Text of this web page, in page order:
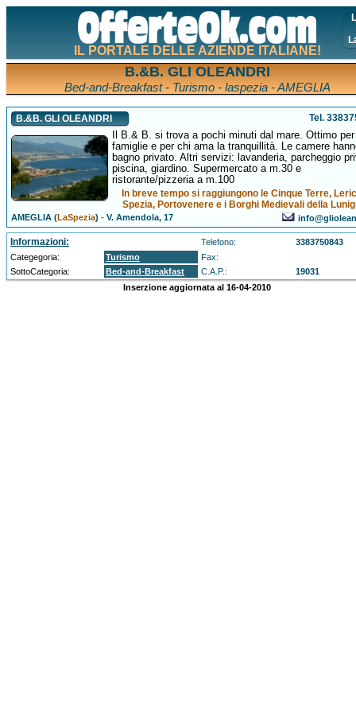
IL PORTALE DELLE AZIENDE ITALIANE!
B.&B. GLI OLEANDRI
Bed-and-Breakfast - Turismo - laspezia - AMEGLIA
B.&B. GLI OLEANDRI Tel.
Il B.& B. si trova a pochi minuti dal mare. Ottimo
famiglie e per chi ama la tranquillità. Le camere
bagno privato. Altri servizi: lavanderia, parcheggio
piscina, giardino. Supermercato a m.30 e
ristorante/pizzeria a m.100
In breve tempo si raggiungono le Cinque Terre,
Spezia, Portovenere e i Borghi Medievali della
AMEGLIA (LaSpezia) -V. Amendola, 17
Informazioni: Telefono:
3383750843
Categegoria:
Turismo
Fax:
SottoCategoria:
Bed-and-Breakfast C.A.P.:
19031
Inserzione aggiornata al 16-04-2010